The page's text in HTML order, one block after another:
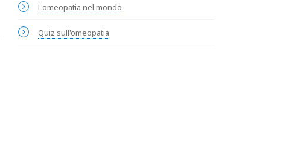
L'omeopatia nel mondo
Quiz sull'omeopatia